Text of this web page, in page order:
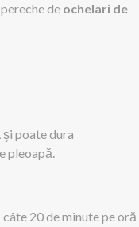
de ochelari de
şi poate dura
pleoapă.
câte 20 de minute pe oră